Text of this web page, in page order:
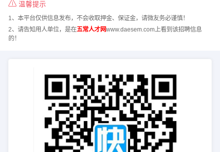
温馨提示
1、本平台仅供信息发布，不会收取押金、保证金，请微友务必谨慎！
2、请告知用人单位，是在五常人才网www.daesem.com上看到该招聘信息
的！